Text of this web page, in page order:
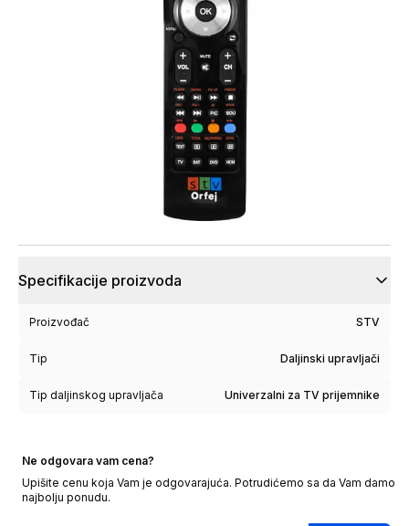
Specifikacije proizvoda
Proizvođač STV
Tip Daljinski upravljači
Tip daljinskog upravljača Univerzalni za TV prijemnike
Ne odgovara vam cena?
Upišite cenu koja Vam je odgovarajuća. Potrudićemo sa da Vam damo
najbolju ponudu.